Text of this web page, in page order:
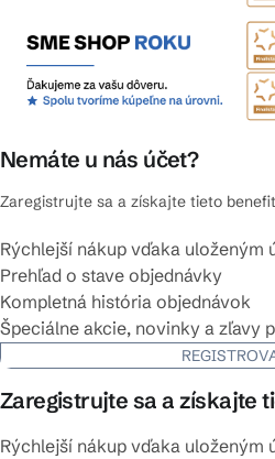
Nemáte u nás účet?
Zaregistrujte sa a získajte tieto
Rýchlejší nákup vďaka uloženým
Prehľad o stave objednávky
Kompletná história objednávok
Špeciálne akcie, novinky a zľavy
Zaregistrujte sa a získajte
Rýchlejší nákup vďaka uloženým